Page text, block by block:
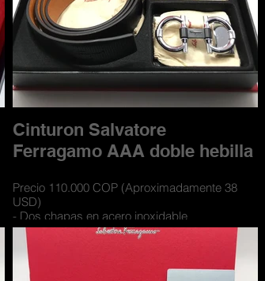
Cinturon Salvatore
Ferragamo AAA doble hebilla
Precio 110.000 COP (Aproximadamente 38
USD)
- Dos chapas en acero inoxidable
- Cinturones con materiales de cueros y textil
- Cuero doble faz para usarse por los 2 lados
- Incluye caja de lujo contramarcada y con
compartimiento para las hebillas